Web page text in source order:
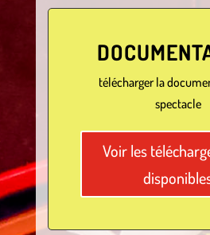
télécharger la
spectacle
Voir les